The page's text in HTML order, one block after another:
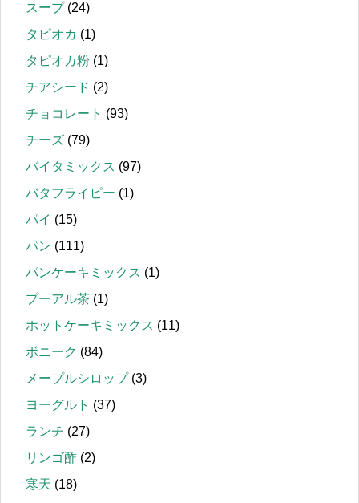
スープ(24)
タピオカ (1)
タピオカ粉 (1)
チアシード (2)
チョコレート (93)
チーズ (79)
バイタミックス (97)
バタフライピー (1)
パイ (15)
パン (111)
パンケーキミックス (1)
プーアル茶 (1)
ホットケーキミックス (11)
ボニーク (84)
メープルシロップ(3)
ヨーグルト (37)
ランチ (27)
リンゴ酢 (2)
寒天 (18)